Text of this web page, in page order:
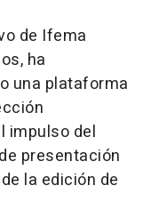
de Ifema
ha
una plataforma
impulso del
presentación
la edición de